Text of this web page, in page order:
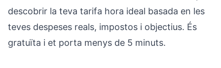
descobrir la teva tarifa hora ideal basada en les
teves despeses reals, impostos i objectius. És
gratuïta i et porta menys de 5 minuts.